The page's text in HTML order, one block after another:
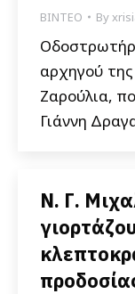
ΒΙΝΤΕΟ By
αρχηγού
Ζαρούλια,
Γιάννη
Ν. Γ.